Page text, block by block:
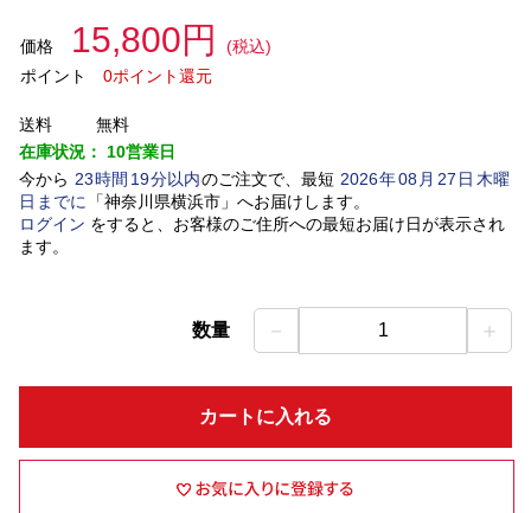
価格 15,800円
(税込)
ポイント
0ポイント還元
送料
無料
在庫状況： 10営業日
今から 23時間 19分以内のご注文で、最短 2026年08 月 27 日木曜
日 までに 「神奈川県横浜市」 へお届けします。
ログイン をすると、お客様のご住所への最短お届け日が表示され
ます。
数量 － 1 ＋
カートに入れる